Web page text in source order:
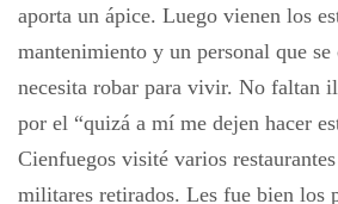
aporta un ápice. Luego vienen los
mantenimiento y un personal que
necesita robar para vivir. No faltan
por el “quizá a mí me dejen hacer
Cienfuegos visité varios
militares retirados. Les fue bien los